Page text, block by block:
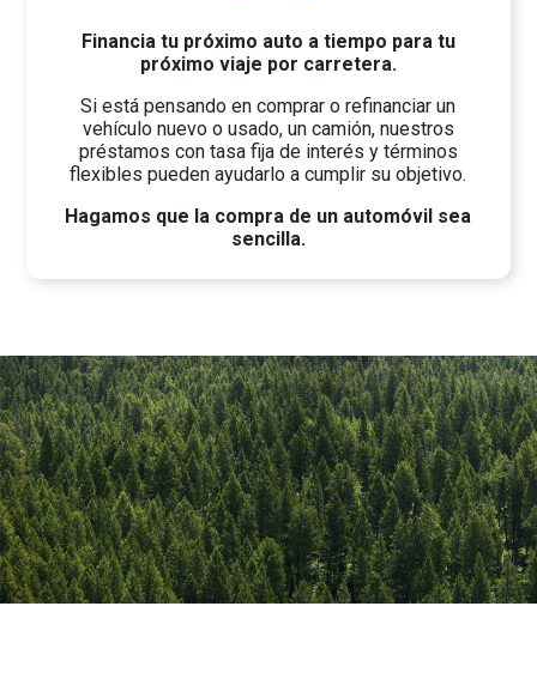
Financia tu próximo auto a tiempo para tu
próximo viaje por carretera.
Si está pensando en comprar o refinanciar un
vehículo nuevo o usado, un camión, nuestros
préstamos con tasa fija de interés y términos
flexibles pueden ayudarlo a cumplir su objetivo.
Hagamos que la compra de un automóvil sea
sencilla.